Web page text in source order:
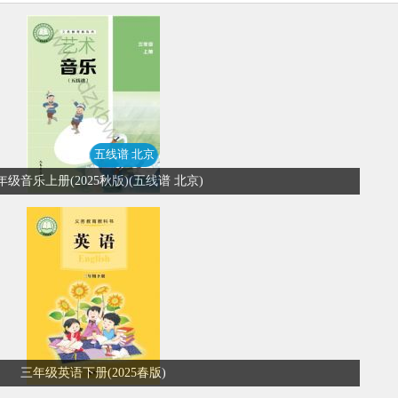
五线谱 北京
级音乐上册(2025秋版)(五线谱 北京)
三年级英语下册(2025春版)